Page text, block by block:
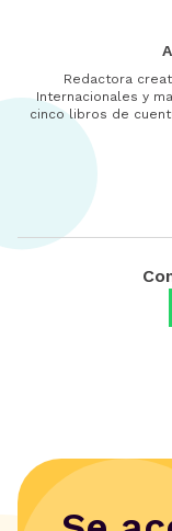
Redactora
Internacionales y
cinco libros de